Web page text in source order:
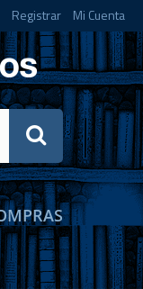
Registrar Mi Cuenta